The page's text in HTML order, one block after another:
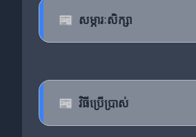
📰 សម្ភារៈសិក្សា
📰 វិធីប្រើប្រាស់